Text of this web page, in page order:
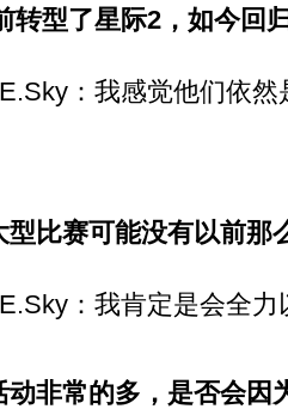
转型了星际2 ，如今回
：我感觉他们依然
型比赛可能没有以前那
：我肯定是会全力
动非常的多，是否会因